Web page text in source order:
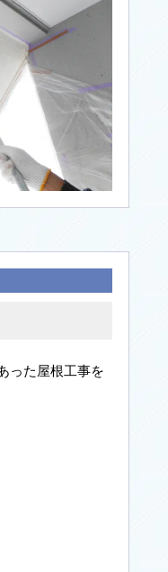
った屋根工事を